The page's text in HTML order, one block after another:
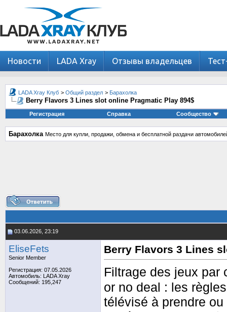
Новости LADA Xray Отзывы владельцев
LADA Xray Клуб > Общий раздел > Барахолка
Berry Flavors 3 Lines slot online Pragmatic Play 894$
Регистрация Справка Сообщество
Барахолка Место для купли, продажи, обмена и бесплатной раздачи
03.06.2026, 23:19
EliseFets
Senior Member
Регистрация: 07.05.2026
Автомобиль: LADA Xray
Сообщений: 195,247
Berry Flavors 3 Lines
Filtrage des jeux
or no deal : les
télévisé à prendre